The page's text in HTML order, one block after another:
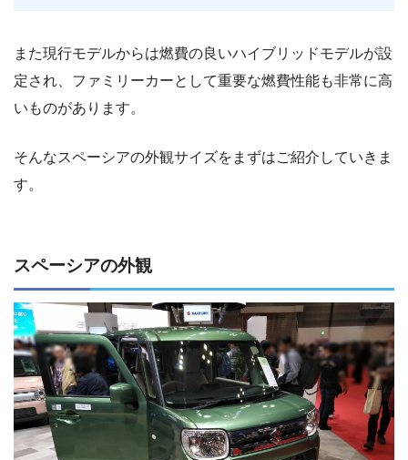
また現行モデルからは燃費の良いハイブリッドモデルが設
定され、ファミリーカーとして重要な燃費性能も非常に高
いものがあります。
そんなスペーシアの外観サイズをまずはご紹介していきま
す。
スペーシアの外観